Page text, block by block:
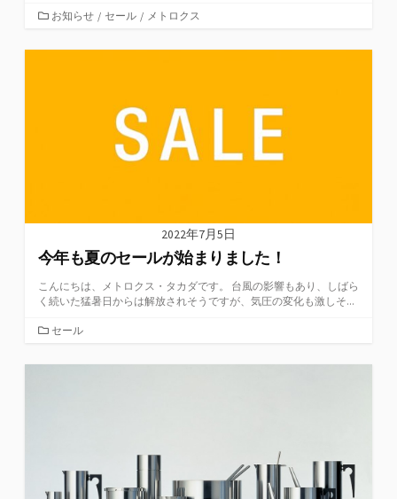
カ
ゴ
お知らせ / セール / メトロクス
2022年7月5日
今年も夏のセールが始まりました！
こんにちは、メトロクス・タカダです。 台風の影響もあり、しばら
く続いた猛暑日からは解放されそうですが、気圧の変化も激しそ...
カ
ゴ
セール